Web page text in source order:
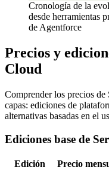
Cronología de la
desde herramientas
de Agentforce
Precios y
Cloud
Comprender los precios de
capas: ediciones de
alternativas basadas en el
Ediciones base de
Edición Precio